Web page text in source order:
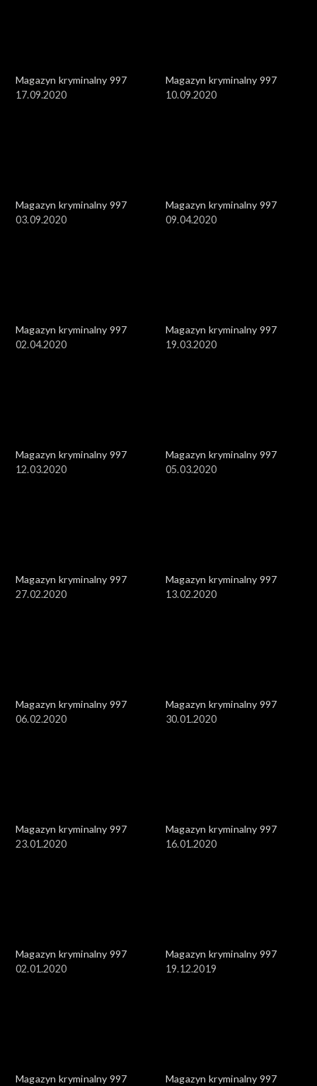
Magazyn kryminalny 997
17.09.2020
Magazyn kryminalny 997
10.09.2020
Magazyn kryminalny 997
03.09.2020
Magazyn kryminalny 997
09.04.2020
Magazyn kryminalny 997
02.04.2020
Magazyn kryminalny 997
19.03.2020
Magazyn kryminalny 997
12.03.2020
Magazyn kryminalny 997
05.03.2020
Magazyn kryminalny 997
27.02.2020
Magazyn kryminalny 997
13.02.2020
Magazyn kryminalny 997
06.02.2020
Magazyn kryminalny 997
30.01.2020
Magazyn kryminalny 997
23.01.2020
Magazyn kryminalny 997
16.01.2020
Magazyn kryminalny 997
02.01.2020
Magazyn kryminalny 997
19.12.2019
Magazyn kryminalny 997
Magazyn kryminalny 997